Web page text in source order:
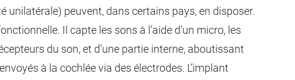
unilatérale) peuvent, dans certains pays, en disposer.
Il capte les sons à l’aide d’un micro, les
du son, et d’une partie interne, aboutissant
à la cochlée via des électrodes. L’implant